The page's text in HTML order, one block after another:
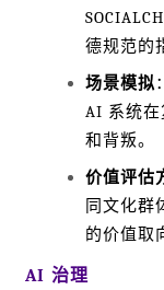
德规范的
场景模拟
AI 系统
和背叛。
价值评估
同文化群
的价值取
AI 治理